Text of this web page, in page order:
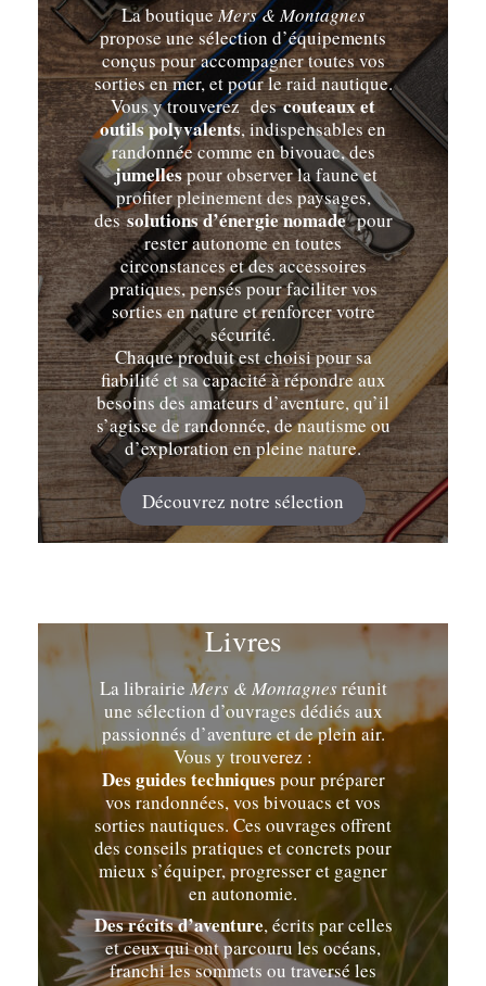
La boutiqueMers & Montagnes
propose une sélection d’équipements
conçus pour accompagner toutes vos
sorties en mer, et pour le raid nautique.
Vous y trouverez descouteaux et
outils polyvalents, indispensables en
randonnée comme en bivouac, des
jumellespour observer la faune et
profiter pleinement des paysages,
dessolutions d’énergie nomadepour
rester autonome en toutes
circonstances et des accessoires
pratiques, pensés pour faciliter vos
sorties en nature et renforcer votre
sécurité.
Chaque produit est choisi pour sa
fiabilité et sa capacité à répondre aux
besoins des amateurs d’aventure, qu’il
s’agisse de randonnée, de nautisme ou
d’exploration en pleine nature.
Découvrez notre sélection
Livres
La librairieMers & Montagnesréunit
une sélection d’ouvrages dédiés aux
passionnés d’aventure et de plein air.
Vous y trouverez :
Des guides techniques pour préparer
vos randonnées, vos bivouacs et vos
sorties nautiques. Ces ouvrages offrent
des conseils pratiques et concrets pour
mieux s’équiper, progresser et gagner
en autonomie.
Des récits d’aventure, écrits par celles
et ceux qui ont parcouru les océans,
franchi les sommets ou traversé les